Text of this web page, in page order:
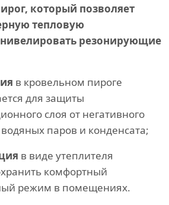
который позволяет
тепловую
резонирующие
в кровельном пироге
для защиты
слоя от негативного
паров и конденсата;
в виде утеплителя
комфортный
режим в помещениях.